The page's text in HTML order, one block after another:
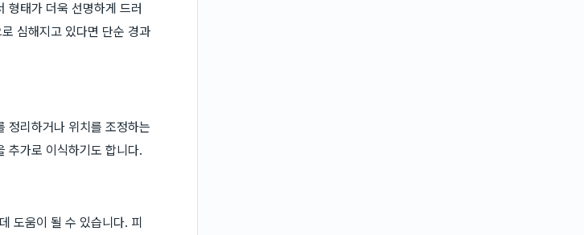
형태가 더욱 선명하게 드러
심해지고 있다면 단순 경과
정리하거나 위치를 조정하는
추가로 이식하기도 합니다.
도움이 될 수 있습니다. 피